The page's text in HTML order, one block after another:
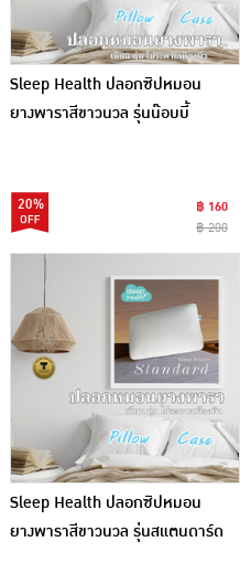
Sleep Health ปลอกซิปหมอน
ยางพาราสีขาวนวล รุ่นน๊อบบี้
20%
฿ 160
฿ 200
Sleep Health ปลอกซิปหมอน
ยางพาราสีขาวนวล รุ่นสแตนดาร์ด